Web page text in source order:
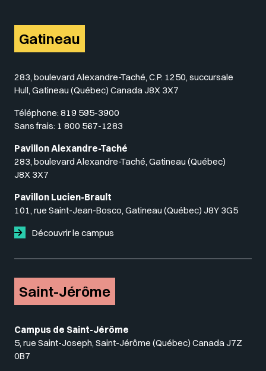
Gatineau
283, boulevard Alexandre-Taché, C.P. 1250, succursale
Hull, Gatineau (Québec) Canada J8X 3X7
Téléphone: 819 595-3900
Sans frais: 1 800 567-1283
Pavillon Alexandre-Taché
283, boulevard Alexandre-Taché, Gatineau (Québec)
J8X 3X7
Pavillon Lucien-Brault
101, rue Saint-Jean-Bosco, Gatineau (Québec) J8Y 3G5
Découvrir le campus
Saint-Jérôme
Campus de Saint-Jérôme
5, rue Saint-Joseph, Saint-Jérôme (Québec) Canada J7Z
0B7